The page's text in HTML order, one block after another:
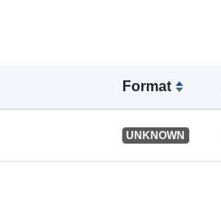
Format
UNKNOWN